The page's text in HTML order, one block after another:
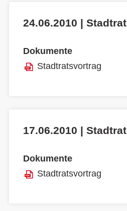
24.06.2010 | Stadtrat
Dokumente
Stadtratsvortrag
17.06.2010 | Stadtrat
Dokumente
Stadtratsvortrag